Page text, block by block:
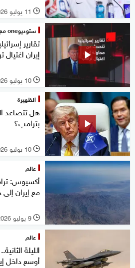
l 11 يوليو 2026
ستوديوone مع فضيلة
تقارير
إيران
l 10 يوليو 2026
الظهيرة
هل تتصاعد
بترامب؟
l 10 يوليو 2026
عالم
أكسيوس:
مع إيران إلى
l 9 يوليو 2026
عالم
الليلة
أوسع داخل